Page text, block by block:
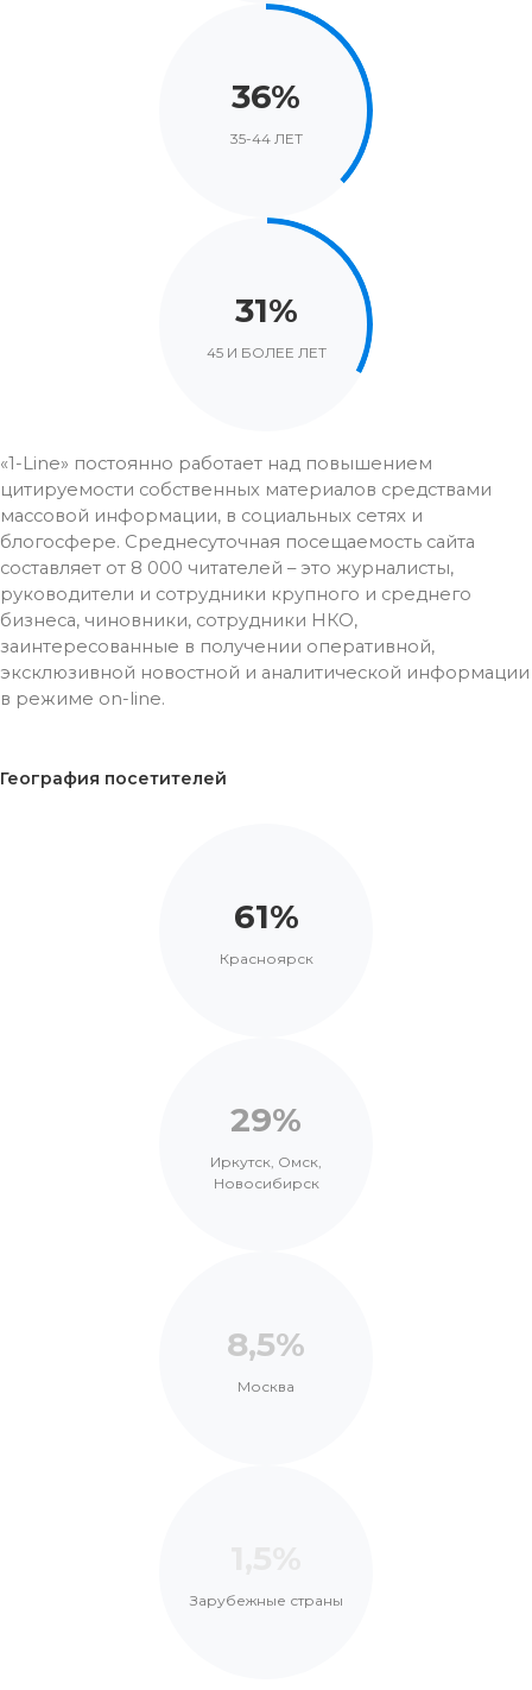
36%
35-44 ЛЕТ
31%
45 И БОЛЕЕ ЛЕТ
«1-Line» постоянно работает над повышением
цитируемости собственных материалов средствами
массовой информации, в социальных сетях и
блогосфере. Среднесуточная посещаемость сайта
составляет от 8 000 читателей – это журналисты,
руководители и сотрудники крупного и среднего
бизнеса, чиновники, сотрудники НКО,
заинтересованные в получении оперативной,
эксклюзивной новостной и аналитической информации
в режиме on-line.
География посетителей
61%
Красноярск
29%
Иркутск, Омск,
Новосибирск
8,5%
Москва
Зарубежные страны